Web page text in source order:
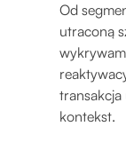
Od
utraconą
transakcja
kontekst.